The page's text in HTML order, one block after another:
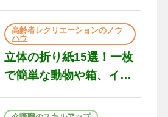
の現場から（22）
高齢者レクリエーションのノウ
ハウ
立体の折り紙15選！一枚
で簡単な動物や箱、イン